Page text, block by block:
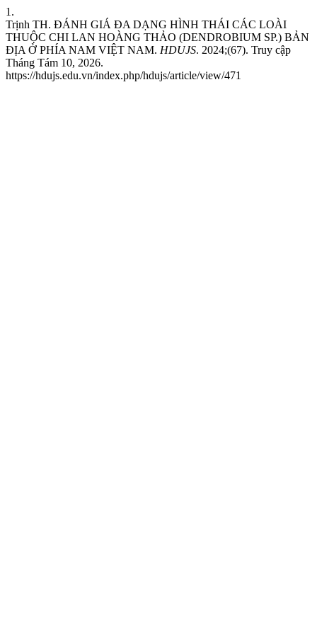
1.
Trịnh TH. ĐÁNH GIÁ ĐA DẠNG HÌNH THÁI CÁC LOÀI
THUỘC CHI LAN HOÀNG THẢO (DENDROBIUM SP.) BẢN
ĐỊA Ở PHÍA NAM VIỆT NAM. HDUJS. 2024;(67). Truy cập
Tháng Tám 10, 2026.
https://hdujs.edu.vn/index.php/hdujs/article/view/471